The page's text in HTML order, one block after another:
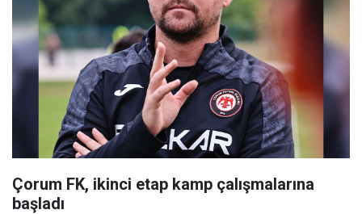
Çorum FK, ikinci etap kamp çalışmalarına
başladı